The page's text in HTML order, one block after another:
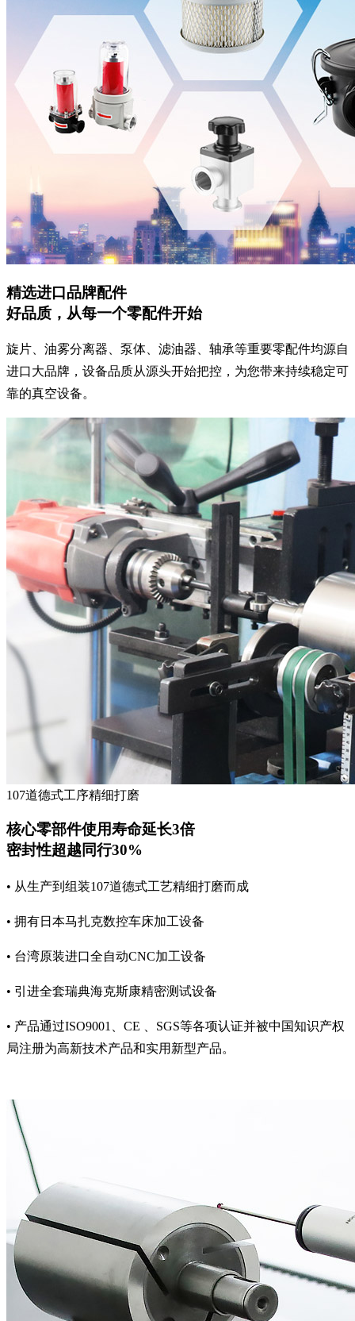
精选进口品牌配件
好品质，从每一个零配件开始
旋片、油雾分离器、泵体、滤油器、轴承等重要零配件均源自
进口大品牌，设备品质从源头开始把控，为您带来持续稳定可
靠的真空设备。
107道德式工序精细打磨
核心零部件使用寿命延长3倍
密封性超越同行30%
• 从生产到组装107道德式工艺精细打磨而成
• 拥有日本马扎克数控车床加工设备
• 台湾原装进口全自动CNC加工设备
• 引进全套瑞典海克斯康精密测试设备
• 产品通过ISO9001、CE 、SGS等各项认证并被中国知识产权
局注册为高新技术产品和实用新型产品。